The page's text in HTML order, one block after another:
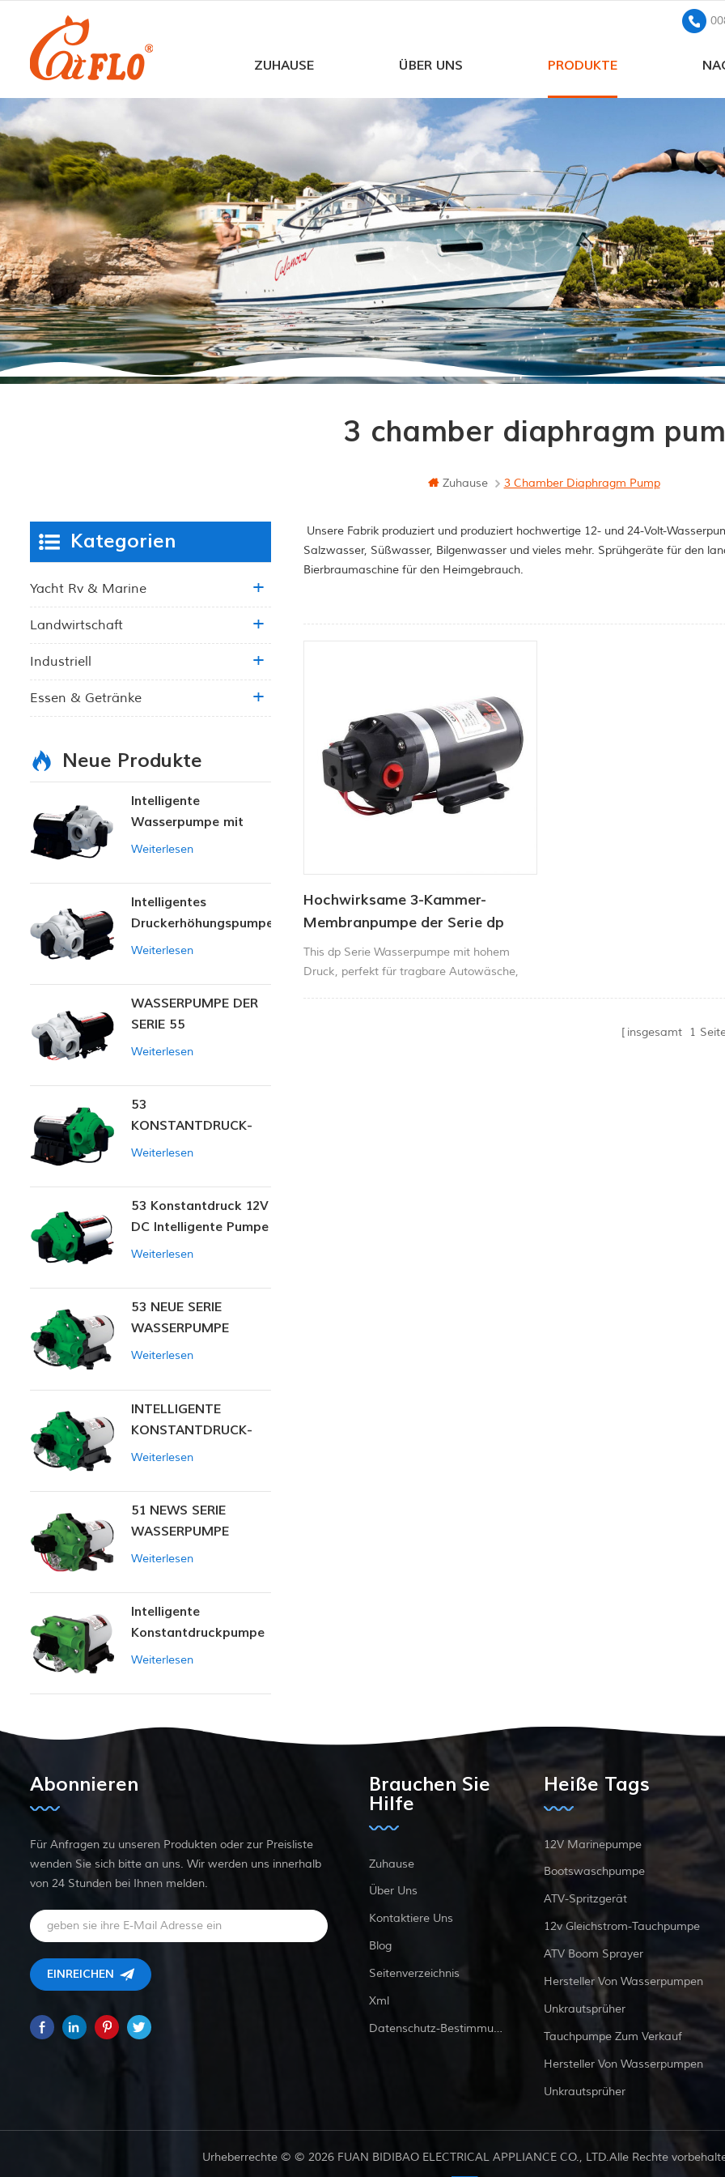
ZUHAUSE ÜBER UNS PRODUKTE
3 chamber diaphragm
Zuhause 3 Chamber Diaphragm Pump
Unsere Fabrik produziert und produziert hochwertige 12- und 24-Volt-
Salzwasser, Süßwasser, Bilgenwasser und vieles mehr. Sprühgeräte für den
Bierbraumaschine für den Heimgebrauch.
Hochwirksame 3-Kammer-
Membranpumpe der Serie dp
This dp Serie Wasserpumpe mit hohem
Druck, perfekt für tragbare Autowäsche,
insgesamt
1
Kategorien
Yacht Rv & Marine
Landwirtschaft
Industriell
Essen & Getränke
Neue Produkte
Intelligente
Wasserpumpe mit
variablem Druck
Weiterlesen
Intelligentes
Druckerhöhungspumpen-
Set
Weiterlesen
WASSERPUMPE DER
SERIE 55
Weiterlesen
53
KONSTANTDRUCK-
INTELLIGENTE PUMPE
Weiterlesen
53 Konstantdruck 12V
DC Intelligente Pumpe
Weiterlesen
53 NEUE SERIE
WASSERPUMPE
Weiterlesen
INTELLIGENTE
KONSTANTDRUCK-
MEMBRANPUMPE
Weiterlesen
51 NEWS SERIE
WASSERPUMPE
Weiterlesen
Intelligente
Konstantdruckpumpe
der Serie ZN-42
Weiterlesen
Abonnieren
Für Anfragen zu unseren Produkten oder zur Preisliste
wenden Sie sich bitte an uns. Wir werden uns innerhalb
von 24 Stunden bei Ihnen melden.
Brauchen Sie
Hilfe
Zuhause
Über Uns
Kontaktiere Uns
Blog
Seitenverzeichnis
Xml
Datenschutz-Bestimmungen
Heiße Tags
12V Marinepumpe
Bootswaschpumpe
ATV-Spritzgerät
12v Gleichstrom-Tauchpumpe
ATV Boom Sprayer
Hersteller Von Wasserpumpen
Unkrautsprüher
Tauchpumpe Zum Verkauf
Hersteller Von Wasserpumpen
Unkrautsprüher
Urheberrechte © © 2026 FUAN BIDIBAO ELECTRICAL APPLIANCE CO., LTD.Alle Rechte